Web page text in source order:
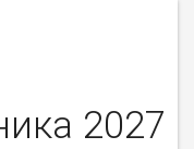
2027